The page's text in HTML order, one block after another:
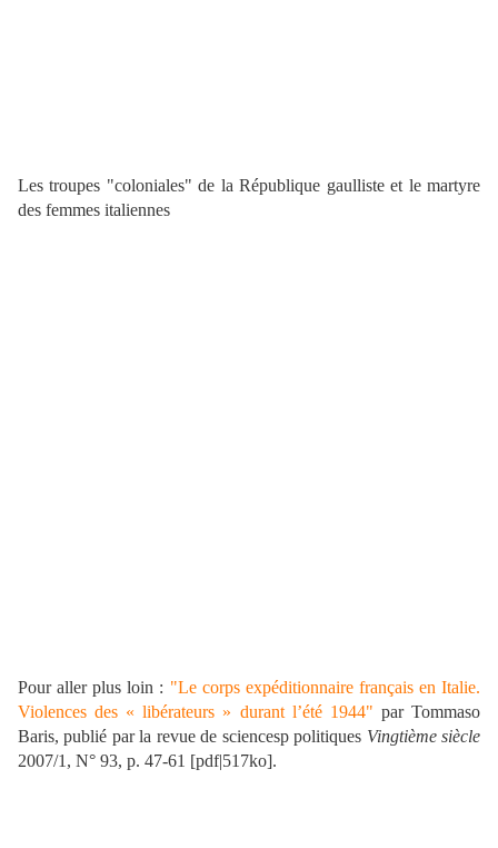
Les troupes "coloniales" de la République gaulliste et le martyre
des femmes italiennes
Pour aller plus loin : "Le corps expéditionnaire français en Italie.
Violences des « libérateurs » durant l’été 1944" par Tommaso
Baris, publié par la revue de sciencesp politiques Vingtième siècle
2007/1, N° 93, p. 47-61 [pdf|517ko].